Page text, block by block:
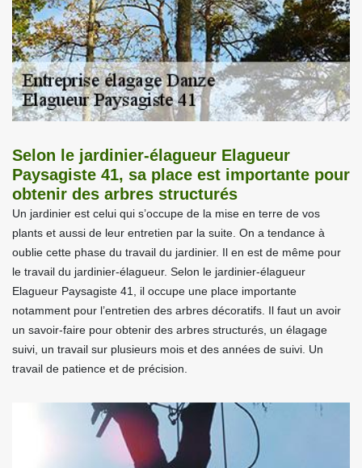
Selon le jardinier-élagueur Elagueur
Paysagiste 41, sa place est importante pour
obtenir des arbres structurés
Un jardinier est celui qui s’occupe de la mise en terre de vos
plants et aussi de leur entretien par la suite. On a tendance à
oublie cette phase du travail du jardinier. Il en est de même pour
le travail du jardinier-élagueur. Selon le jardinier-élagueur
Elagueur Paysagiste 41, il occupe une place importante
notamment pour l’entretien des arbres décoratifs. Il faut un avoir
un savoir-faire pour obtenir des arbres structurés, un élagage
suivi, un travail sur plusieurs mois et des années de suivi. Un
travail de patience et de précision.